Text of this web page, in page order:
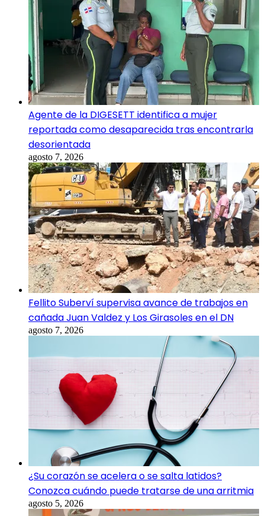
Agente de la DIGESETT identifica a mujer
reportada como desaparecida tras encontrarla
desorientada
agosto 7, 2026
Fellito Suberví supervisa avance de trabajos en
cañada Juan Valdez y Los Girasoles en el DN
agosto 7, 2026
¿Su corazón se acelera o se salta latidos?
Conozca cuándo puede tratarse de una arritmia
agosto 5, 2026